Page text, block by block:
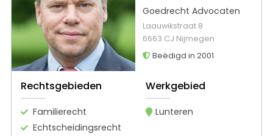
Goedrecht Advocaten
Laauwikstraat 8
6663 CJ Nijmegen
Beëdigd in 2001
Rechtsgebieden
Familierecht
Echtscheidingsrecht
Werkgebied
Lunteren